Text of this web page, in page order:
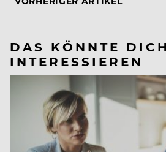
DAS KÖNNTE
INTERESSIEREN